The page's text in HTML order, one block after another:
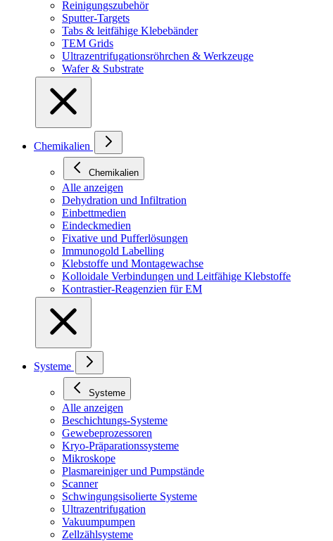
Reinigungszubehör
Sputter-Targets
Tabs & leitfähige Klebebänder
TEM Grids
Ultrazentrifugationsröhrchen & Werkzeuge
Wafer & Substrate
Chemikalien
Chemikalien
Alle anzeigen
Dehydration und Infiltration
Einbettmedien
Eindeckmedien
Fixative und Pufferlösungen
Immunogold Labelling
Klebstoffe und Montagewachse
Kolloidale Verbindungen und Leitfähige Klebstoffe
Kontrastier-Reagenzien für EM
Systeme
Systeme
Alle anzeigen
Beschichtungs-Systeme
Gewebeprozessoren
Kryo-Präparationssysteme
Mikroskope
Plasmareiniger und Pumpstände
Scanner
Schwingungsisolierte Systeme
Ultrazentrifugation
Vakuumpumpen
Zellzählsysteme